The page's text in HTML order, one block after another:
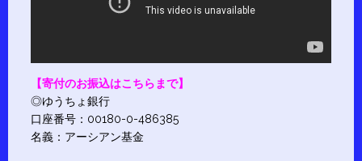
【寄付のお振込はこちらまで】
◎ゆうちょ銀行
口座番号：00180-0-486385
名義：アーシアン基金